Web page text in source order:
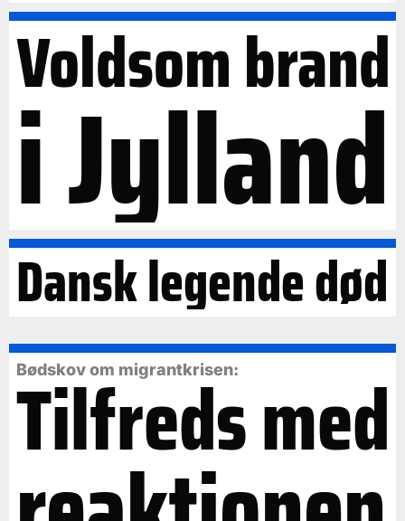
Voldsom brand
i Jylland
Dansk legende død
Bødskov om migrantkrisen:
Tilfreds med